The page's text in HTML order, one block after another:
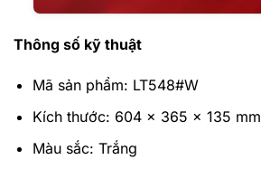
Thông số kỹ thuật
Mã sản phẩm: LT548#W
Kích thước: 604 x 365 x 135 mm
Màu sắc: Trắng